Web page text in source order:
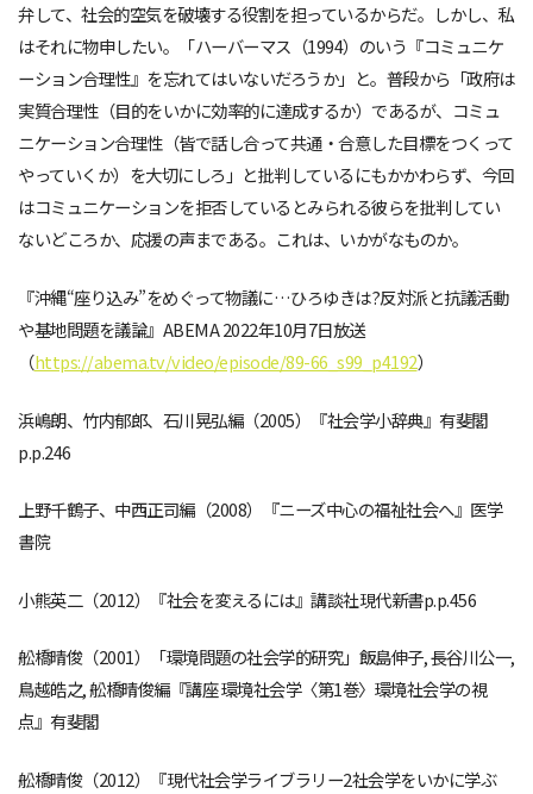
弁して、社会的空気を破壊する役割を担っているからだ。しかし、私
はそれに物申したい。「ハーバーマス（1994）のいう『コミュニケ
ーション合理性』を忘れてはいないだろうか」と。普段から「政府は
実質合理性（目的をいかに効率的に達成するか）であるが、コミュ
ニケーション合理性（皆で話し合って共通・合意した目標をつくって
やっていくか）を大切にしろ」と批判しているにもかかわらず、今回
はコミュニケーションを拒否しているとみられる彼らを批判してい
ないどころか、応援の声まである。これは、いかがなものか。
『沖縄“座り込み”をめぐって物議に…ひろゆきは?反対派と抗議活動
や基地問題を議論』ABEMA 2022年10月7日放送
（https://abema.tv/video/episode/89-66_s99_p4192）
浜嶋朗、竹内郁郎、石川晃弘編（2005）『社会学小辞典』有斐閣
p.p.246
上野千鶴子、中西正司編（2008）『ニーズ中心の福祉社会へ』医学
書院
小熊英二（2012）『社会を変えるには』講談社現代新書p.p.456
舩橋晴俊（2001）「環境問題の社会学的研究」飯島伸子, 長谷川公一,
鳥越皓之, 舩橋晴俊編『講座 環境社会学〈第1巻〉環境社会学の視
点』有斐閣
舩橋晴俊（2012）『現代社会学ライブラリー2社会学をいかに学ぶ